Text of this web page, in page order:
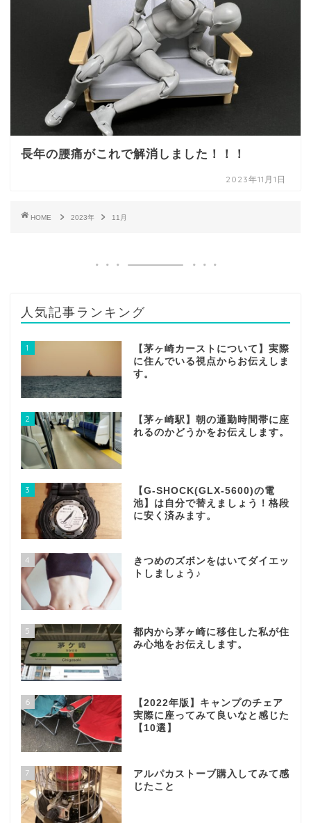
長年の腰痛がこれで解消しました！！！
2023年11月1日
HOME 2023年 11月
人気記事ランキング
1
【茅ヶ崎カーストについて】実際
に住んでいる視点からお伝えしま
す。
2
【茅ヶ崎駅】朝の通勤時間帯に座
れるのかどうかをお伝えします。
3
【G-SHOCK(GLX-5600)の電
池】は自分で替えましょう！格段
に安く済みます。
4
きつめのズボンをはいてダイエッ
トしましょう♪
5
都内から茅ヶ崎に移住した私が住
み心地をお伝えします。
6
【2022年版】キャンプのチェア
実際に座ってみて良いなと感じた
【10選】
7
アルパカストーブ購入してみて感
じたこと